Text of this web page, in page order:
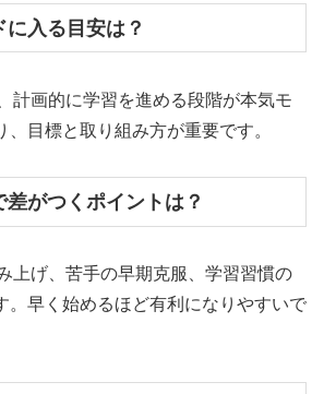
入る目安は？
計画的に学習を進める段階が本気モ
、目標と取り組み方が重要です。
がつくポイントは？
上げ、苦手の早期克服、学習習慣の
。早く始めるほど有利になりやすいで